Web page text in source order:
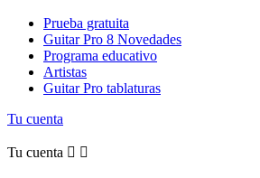
Prueba gratuita
Guitar Pro 8 Novedades
Programa educativo
Artistas
Guitar Pro tablaturas
Tu cuenta
Tu cuenta  